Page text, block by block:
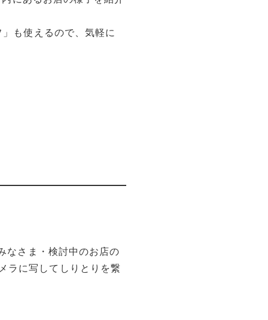
も使えるので、気軽に
なさま・検討中のお店の
ラに写してしりとりを繋